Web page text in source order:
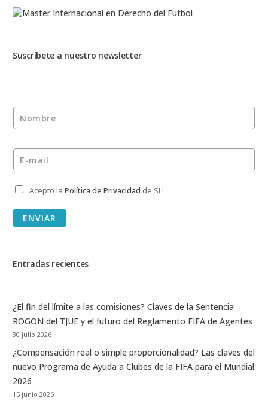
Suscríbete a nuestro newsletter
Nombre
E-mail *
Privacidad*
Acepto la Política de Privacidad de SLI
ENVIAR
Entradas recientes
¿El fin del límite a las comisiones? Claves de la Sentencia
ROGON del TJUE y el futuro del Reglamento FIFA de Agentes
30 julio 2026
¿Compensación real o simple proporcionalidad? Las claves del
nuevo Programa de Ayuda a Clubes de la FIFA para el Mundial
2026
15 junio 2026